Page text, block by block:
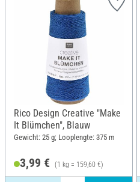
Rico Design Creative "Make
It Blümchen", Blauw
Gewicht: 25 g; Looplengte: 375 m
3,99 € (1 kg = 159,60 €)